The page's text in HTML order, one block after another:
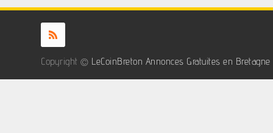
Copyright © LeCoinBreton Annonces Gratuites en Bretagne